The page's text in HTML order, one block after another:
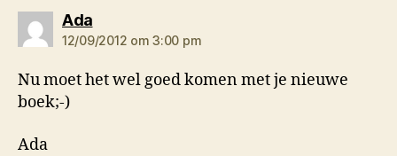
Adazegt:
12/09/2012 om 3:00 pm
Nu moet het wel goed komen met je nieuwe
boek;-)
Ada